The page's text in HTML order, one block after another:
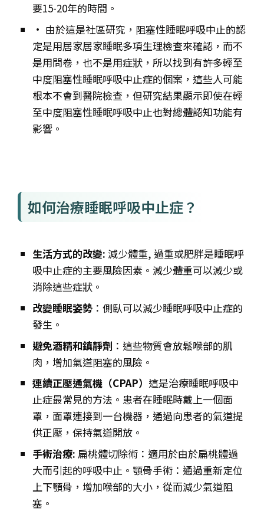
要15-20年的時間。
• 由於這是社區研究，阻塞性睡眠呼吸中止的認
定是用居家居家睡眠多項生理檢查來確認，而不
是用問卷，也不是用症狀，所以找到有許多輕至
中度阻塞性睡眠呼吸中止症的個案，這些人可能
根本不會到醫院檢查，但研究結果顯示即使在輕
至中度阻塞性睡眠呼吸中止也對總體認知功能有
影響。
如何治療睡眠呼吸中止症？
生活方式的改變: 減少體重, 過重或肥胖是睡眠呼
吸中止症的主要風險因素。減少體重可以減少或
消除這些症狀。
改變睡眠姿勢 ：側臥可以減少睡眠呼吸中止症的
發生。
避免酒精和鎮靜劑 ：這些物質會放鬆喉部的肌
肉，增加氣道阻塞的風險。
連續正壓通氣機（CPAP） 這是治療睡眠呼吸中
止症最常見的方法。患者在睡眠時戴上一個面
罩，面罩連接到一台機器，通過向患者的氣道提
供正壓，保持氣道開放。
手術治療: 扁桃體切除術：適用於由於扁桃體過
大而引起的呼吸中止。顎骨手術：通過重新定位
上下顎骨，增加喉部的大小，從而減少氣道阻
塞。